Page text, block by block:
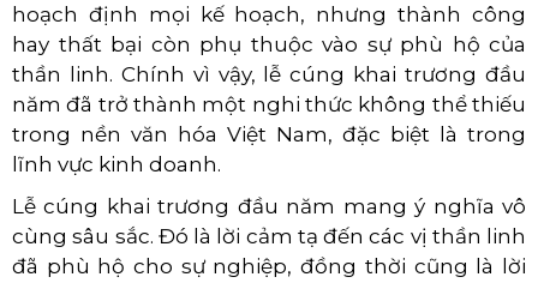
hoạch định mọi kế hoạch, nhưng thành công
hay thất bại còn phụ thuộc vào sự phù hộ của
thần linh. Chính vì vậy, lễ cúng khai trương đầu
năm đã trở thành một nghi thức không thể thiếu
trong nền văn hóa Việt Nam, đặc biệt là trong
lĩnh vực kinh doanh.
Lễ cúng khai trương đầu năm mang ý nghĩa vô
cùng sâu sắc. Đó là lời cảm tạ đến các vị thần linh
đã phù hộ cho sự nghiệp, đồng thời cũng là lời